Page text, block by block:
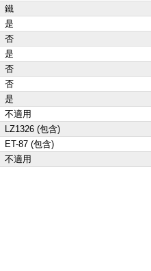
鐵
是
否
是
否
否
是
不適用
LZ1326 (包含)
ET-87 (包含)
不適用